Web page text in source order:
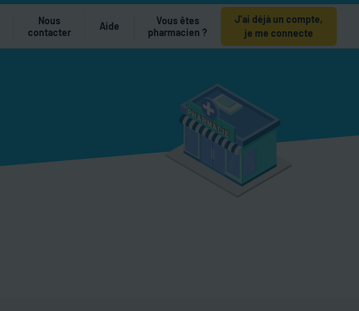
Nous
contacter
Aide
Vous êtes
pharmacien ?
J’ai déjà un compte,
je me connecte